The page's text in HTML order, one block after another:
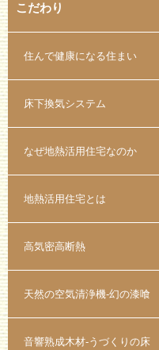
こだわり
住んで健康になる住まい
床下換気システム
なぜ地熱活用住宅なのか
地熱活用住宅とは
高気密高断熱
天然の空気清浄機-幻の漆喰
音響熟成木材-うづくりの床